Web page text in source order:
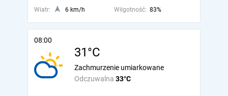
Wiatr: 6 km/h Wilgotność: 83%
08:00
31°C
Odczuwalna 33°C
Zachmurzenie umiarkowane